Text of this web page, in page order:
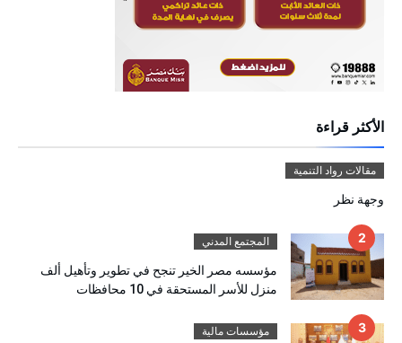
الأكثر قراءة
مقالات رواد التنمية
وجهة نظر
المجتمع المدني
مؤسسه مصر الخير تنجح في تطوير وتأهيل ألف
منزل للأسر المستحقة في 10 محافظات
مؤسسات مالية